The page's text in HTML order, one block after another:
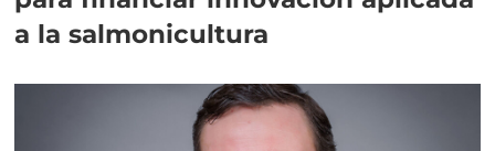
a la salmonicultura